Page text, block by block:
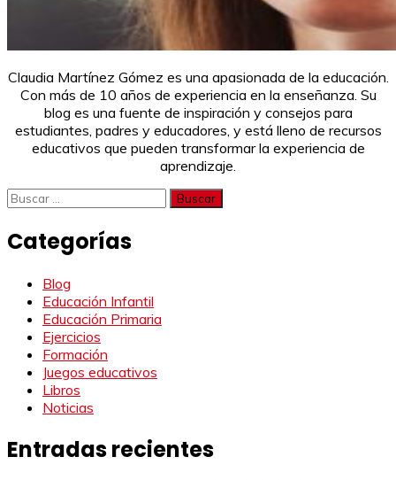
Claudia Martínez Gómez es una apasionada de la educación.
Con más de 10 años de experiencia en la enseñanza. Su
blog es una fuente de inspiración y consejos para
estudiantes, padres y educadores, y está lleno de recursos
educativos que pueden transformar la experiencia de
aprendizaje.
Buscar:
Categorías
Blog
Educación Infantil
Educación Primaria
Ejercicios
Formación
Juegos educativos
Libros
Noticias
Entradas recientes